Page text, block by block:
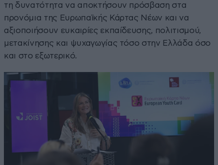
τη δυνατότητα να αποκτήσουν πρόσβαση στα
προνόμια της Ευρωπαϊκής Κάρτας Νέων και να
αξιοποιήσουν ευκαιρίες εκπαίδευσης, πολιτισμού,
μετακίνησης και ψυχαγωγίας τόσο στην Ελλάδα όσο
και στο εξωτερικό.